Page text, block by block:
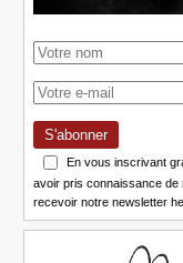
S'abonner
En vous inscrivant
avoir pris connaissance
recevoir notre newsletter